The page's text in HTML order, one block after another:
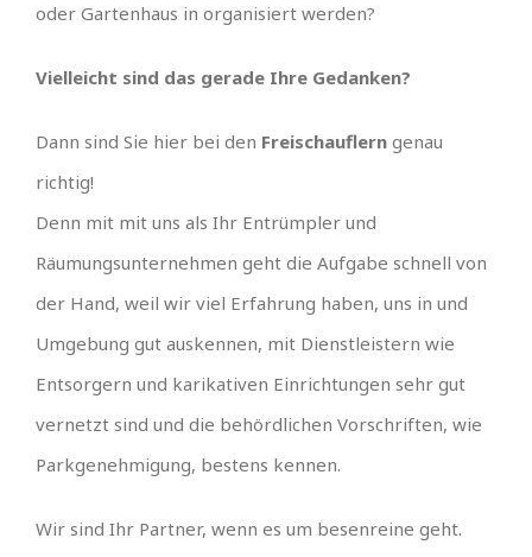
oder Gartenhaus in organisiert werden?
Vielleicht sind das gerade Ihre Gedanken?
Dann sind Sie hier bei den Freischauflern genau
richtig!
Denn mit mit uns als Ihr Entrümpler und
Räumungsunternehmen geht die Aufgabe schnell von
der Hand, weil wir viel Erfahrung haben, uns in und
Umgebung gut auskennen, mit Dienstleistern wie
Entsorgern und karikativen Einrichtungen sehr gut
vernetzt sind und die behördlichen Vorschriften, wie
Parkgenehmigung, bestens kennen.
Wir sind Ihr Partner, wenn es um besenreine geht.